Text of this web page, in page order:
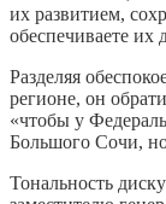
их развитием,
обеспечиваете их
Разделяя
регионе, он
«чтобы у
Большого Сочи,
Тональность